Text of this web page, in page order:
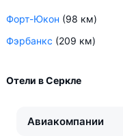
Форт-Юкон (98 км)
Фэрбанкс (209 км)
Отели в Серкле
Авиакомпании